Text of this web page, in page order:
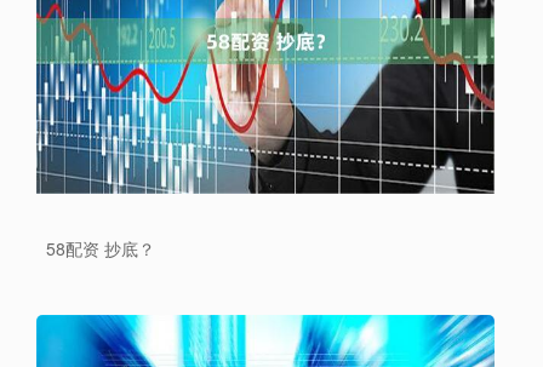
58配资 抄底？